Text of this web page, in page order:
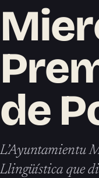
de
L’Ayuntamientu
Llingüística que